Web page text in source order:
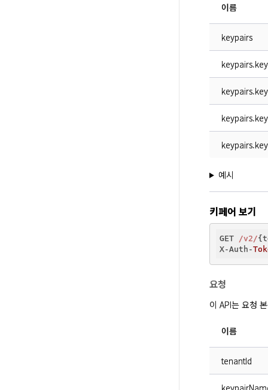
이름
keypairs
예시
키페어 보기
GET /v2/
X-Auth-
요청
이 API는 요청
이름
tenantId